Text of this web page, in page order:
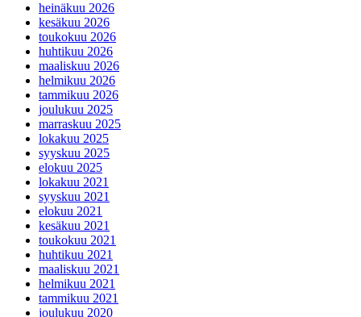
heinäkuu 2026
kesäkuu 2026
toukokuu 2026
huhtikuu 2026
maaliskuu 2026
helmikuu 2026
tammikuu 2026
joulukuu 2025
marraskuu 2025
lokakuu 2025
syyskuu 2025
elokuu 2025
lokakuu 2021
syyskuu 2021
elokuu 2021
kesäkuu 2021
toukokuu 2021
huhtikuu 2021
maaliskuu 2021
helmikuu 2021
tammikuu 2021
joulukuu 2020